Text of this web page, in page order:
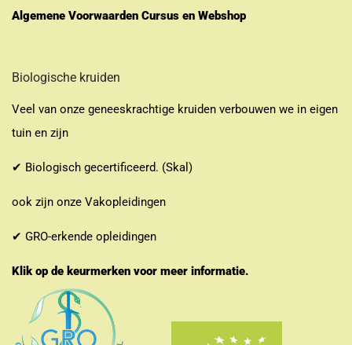
Algemene Voorwaarden Cursus en Webshop
Biologische kruiden
Veel van onze geneeskrachtige kruiden verbouwen we in eigen
tuin en zijn
✔ Biologisch gecertificeerd. (Skal)
ook zijn onze Vakopleidingen
✔ GRO-erkende opleidingen
Klik op de keurmerken voor meer informatie.